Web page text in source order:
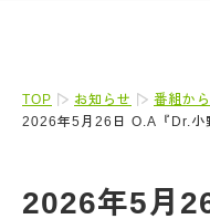
TOP お知らせ
番組か
2026年5月26日 O.A『Dr.小
2026年5月